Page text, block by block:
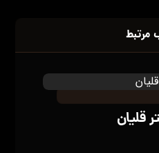
مرتبط
قلیان